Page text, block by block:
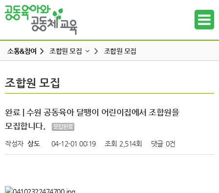
하위메뉴
소통&참여 > 조합원 모집 >
공동육아 ing
터전 소식
조합원 모집
조합원 모집
완료 | 수원 공동육아 달팽이 어린이집에서 조합원을
모집합니다.
작성자 상도 04-12-01 00:19 조회 2,514회 댓글 0건